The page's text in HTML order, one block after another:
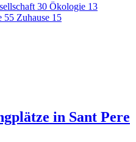
30 Ökologie 13
55 Zuhause 15
in Sant Pere